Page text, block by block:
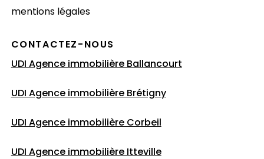
mentions légales
CONTACTEZ-NOUS
UDI Agence immobilière Ballancourt
UDI Agence immobilière Brétigny
UDI Agence immobilière Corbeil
UDI Agence immobilière Itteville